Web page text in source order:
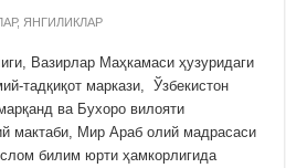
, ЯНГИЛИКЛАР
Вазирлар Маҳкамаси ҳузуридаги
тадқиқот маркази, Ўзбекистон
ва Бухоро вилояти
мактаби, Мир Араб олий мадрасаси
билим юрти ҳамкорлигида